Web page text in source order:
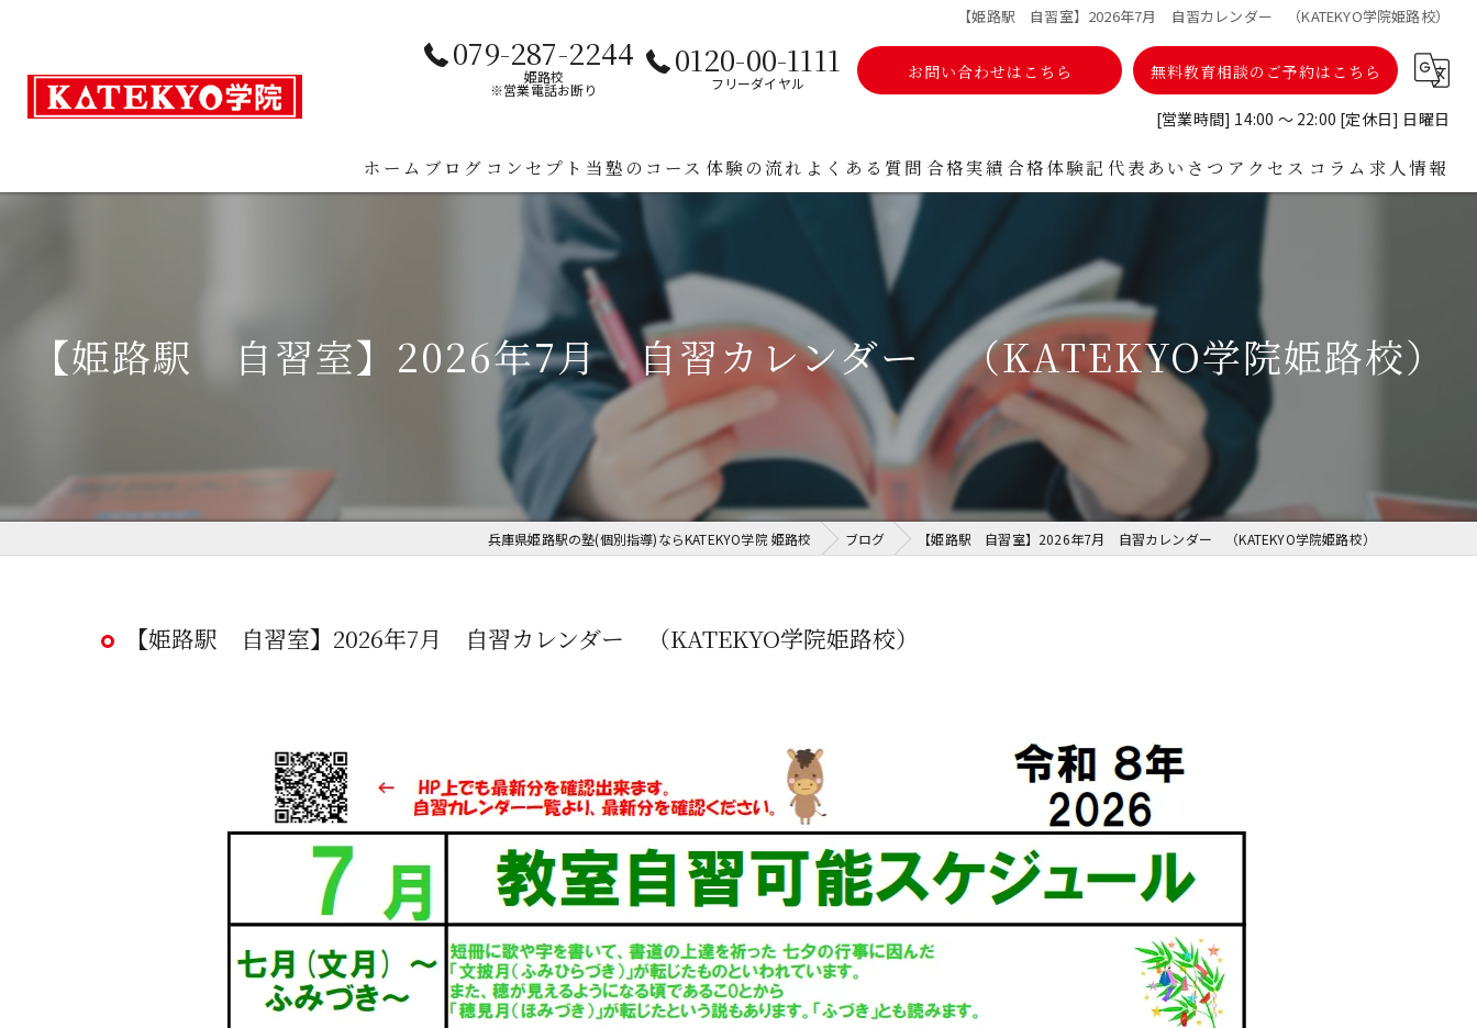
【姫路駅 自習室】2026年7月 自習カレンダー （KATEKYO学院姫路校）
079-287-2244
姫路校
※営業電話お断り
0120-00-1111
フリーダイヤル
お問い合わせはこちら 無料教育相談のご予約はこちら
[営業時間] 14:00 ～ 22:00 [定休日] 日曜日
ホーム ブログ コンセプト 当塾のコース
高校生
大学受験 受験対策ページ
中学生
中高一貫校サポート
高校受験 受験対策ページ
中学受験 受験対策ページ
オンライン
体験の流れ よくある質問 合格実績 合格体験記 代表あいさつ アクセス コラム 求人情報
【姫路駅 自習室】2026年7月 自習カレンダー （KATEKYO学院姫路校）
兵庫県姫路駅の塾(個別指導)ならKATEKYO学院 姫路校 ブログ 【姫路駅 自習室】2026年7月 自習カレンダー （KATEKYO学院姫路校）
【姫路駅 自習室】2026年7月 自習カレンダー （KATEKYO学院姫路校）